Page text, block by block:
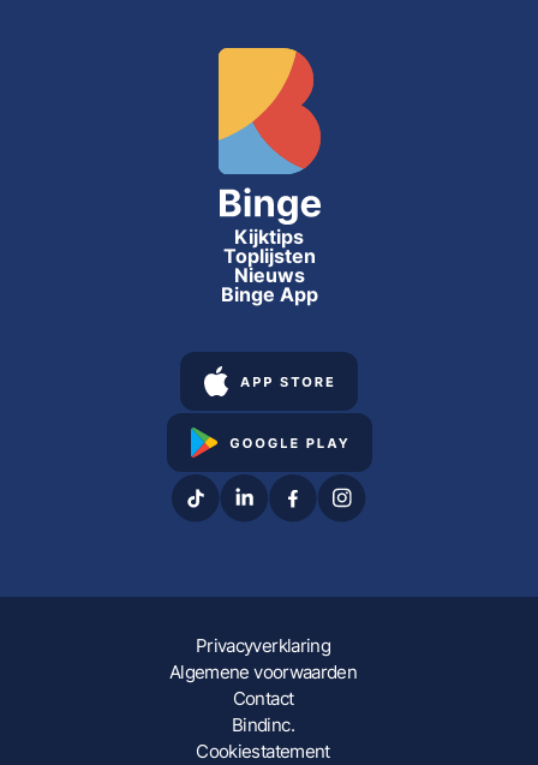
Kijktips
Toplijsten
Nieuws
Binge App
Privacyverklaring
Algemene voorwaarden
Contact
Bindinc.
Cookiestatement